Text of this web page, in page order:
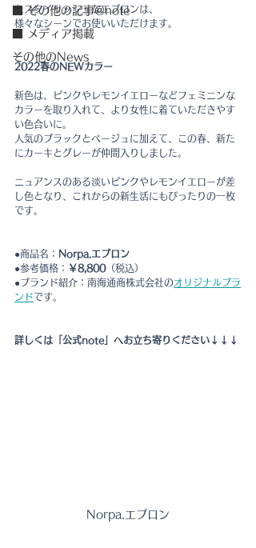
■ その他の記事@note
■ メディア掲載
その他のNews
たスタイリッシュなエプロンは、
様々なシーンでお使いいただけます。
2022春のNEWカラー
新色は、ピンクやレモンイエローなどフェミニンな
カラーを取り入れて、より女性に着ていただきやす
い色合いに。
人気のブラックとベージュに加えて、この春、新た
にカーキとグレーが仲間入りしました。
ニュアンスのある淡いピンクやレモンイエローが差
し色となり、これからの新生活にもぴったりの一枚
です。
●商品名： Norpa.エプロン
●参考価格： ￥8,800（税込）
●ブランド紹介：南海通商株式会社のオリジナルブラ
ンドです。
詳しくは「公式note」へお立ち寄りください↓↓↓
Norpa.エプロン